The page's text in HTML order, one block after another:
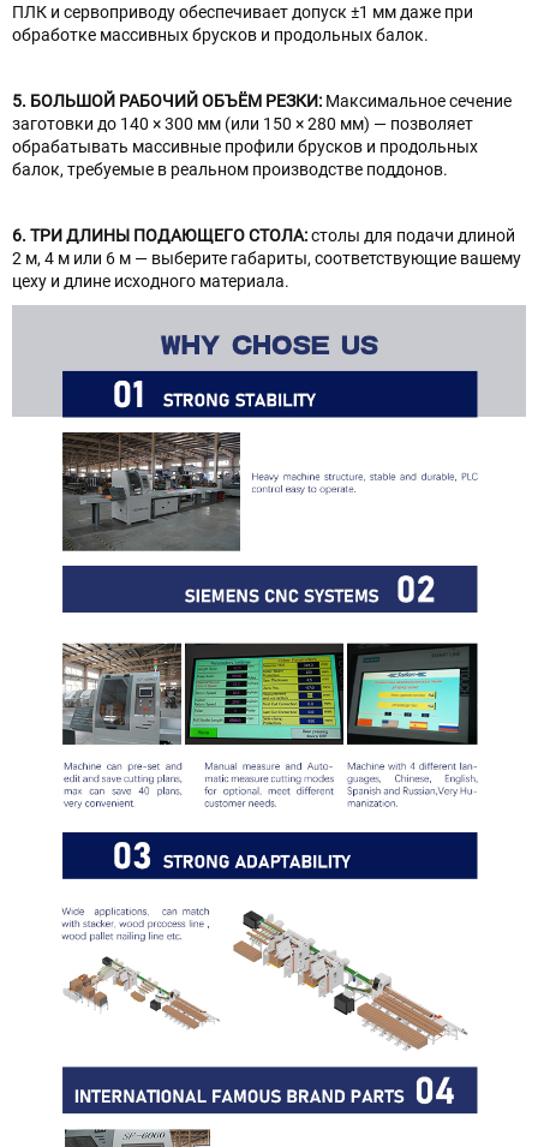
ПЛК и сервоприводу обеспечивает допуск ±1 мм даже при
обработке массивных брусков и продольных балок.
5. БОЛЬШОЙ РАБОЧИЙ ОБЪЁМ РЕЗКИ: Максимальное сечение
заготовки до 140 × 300 мм (или 150 × 280 мм) — позволяет
обрабатывать массивные профили брусков и продольных
балок, требуемые в реальном производстве поддонов.
6. ТРИ ДЛИНЫ ПОДАЮЩЕГО СТОЛА:столы для подачи длиной
2 м, 4 м или 6 м — выберите габариты, соответствующие вашему
цеху и длине исходного материала.